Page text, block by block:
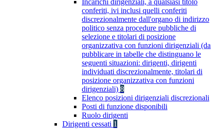
Incarichi dirigenziali, a qualsiasi titolo
conferiti, ivi inclusi quelli conferiti
discrezionalmente dall'organo di indirizzo
politico senza procedure pubbliche di
selezione e titolari di posizione
organizzativa con funzioni dirigenziali (da
pubblicare in tabelle che distinguano le
seguenti situazioni: dirigenti, dirigenti
individuati discrezionalmente, titolari di
posizione organizzativa con funzioni
dirigenziali) 8
Elenco posizioni dirigenziali discrezionali
Posti di funzione disponibili
Ruolo dirigenti
Dirigenti cessati 1